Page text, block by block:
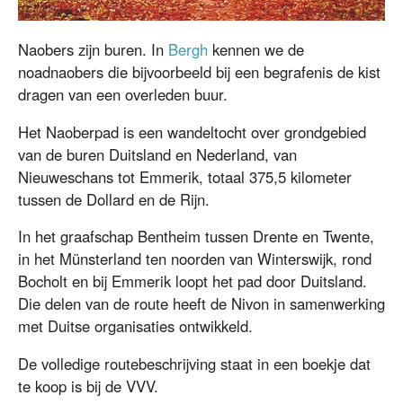
Naobers zijn buren. In Bergh kennen we de
noadnaobers die bijvoorbeeld bij een begrafenis de kist
dragen van een overleden buur.
Het Naoberpad is een wandeltocht over grondgebied
van de buren Duitsland en Nederland, van
Nieuweschans tot Emmerik, totaal 375,5 kilometer
tussen de Dollard en de Rijn.
In het graafschap Bentheim tussen Drente en Twente,
in het Münsterland ten noorden van Winterswijk, rond
Bocholt en bij Emmerik loopt het pad door Duitsland.
Die delen van de route heeft de Nivon in samenwerking
met Duitse organisaties ontwikkeld.
De volledige routebeschrijving staat in een boekje dat
te koop is bij de VVV.